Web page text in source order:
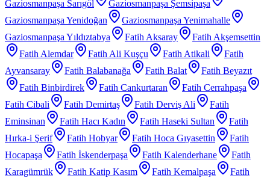
Gaziosmanpaşa Sarıgöl
Gaziosmanpaşa Şemsipaşa
Gaziosmanpaşa Yenidoğan
Gaziosmanpaşa Yenimahalle
Gaziosmanpaşa Yıldıztabya
Fatih Aksaray
Fatih Akşemsettin
Fatih Alemdar
Fatih Ali Kuşçu Fatih Atikali
Fatih
Ayvansaray
Fatih Balabanağa Fatih Balat
Fatih Beyazıt
Fatih Binbirdirek
Fatih Cankurtaran
Fatih Cerrahpaşa
Fatih Cibali
Fatih Demirtaş Fatih Derviş Ali
Fatih
Eminsinan
Fatih Hacı Kadın Fatih Haseki Sultan
Fatih
Hırka-i Şerif
Fatih Hobyar Fatih Hoca Gıyasettin
Fatih
Hocapaşa
Fatih İskenderpaşa Fatih Kalenderhane
Fatih
Karagümrük
Fatih Katip Kasım Fatih Kemalpaşa Fatih